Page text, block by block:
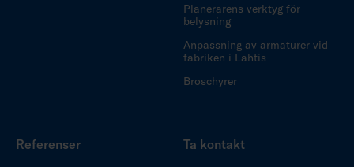
Planerarens verktyg för
belysning
Anpassning av armaturer vid
fabriken i Lahtis
Broschyrer
Referenser Ta kontakt